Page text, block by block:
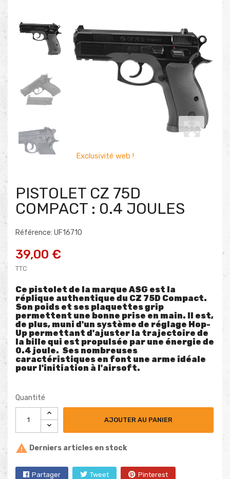
Exclusivité web !
PISTOLET CZ 75D
COMPACT : 0.4 JOULES
Référence: UF16710
39,00 €
TTC
Ce pistolet de la marque ASG est la
réplique authentique du CZ 75D Compact.
Son poids et ses plaquettes grip
permettent une bonne prise en main. Il est,
de plus, muni d'un système de réglage Hop-
Up permettant d'ajuster la trajectoire de
la bille qui est propulsée par une énergie de
0.4 joule. Ses nombreuses
caractéristiques en font une arme idéale
pour l'initiation à l'airsoft.
Quantité
AJOUTER AU PANIER
 Derniers articles en stock
Partager Tweet Pinterest